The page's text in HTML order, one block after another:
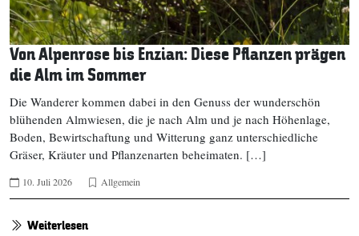
Von Alpenrose bis Enzian: Diese Pflanzen prägen
die Alm im Sommer
Die Wanderer kommen dabei in den Genuss der wunderschön
blühenden Almwiesen, die je nach Alm und je nach Höhenlage,
Boden, Bewirtschaftung und Witterung ganz unterschiedliche
Gräser, Kräuter und Pflanzenarten beheimaten. […]
10. Juli 2026 Allgemein
Weiterlesen